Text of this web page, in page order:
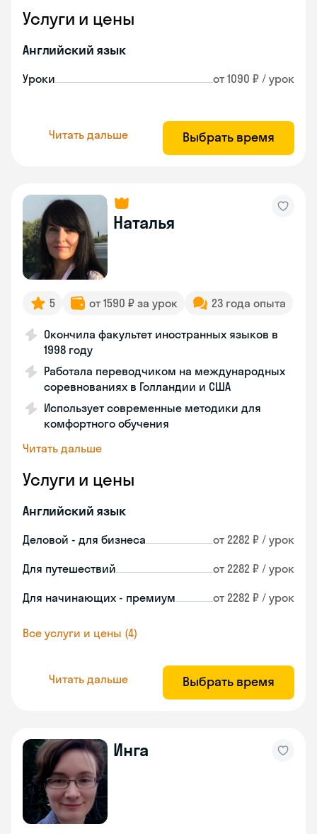
Услуги и цены
Английский язык
Уроки от 1090 ₽ / урок
Читать дальше Выбрать время
Наталья
5 от 1590 ₽ за урок 23 года опыта
Окончила факультет иностранных языков в
1998 году
Работала переводчиком на международных
соревнованиях в Голландии и США
Использует современные методики для
комфортного обучения
Читать дальше
Услуги и цены
Английский язык
Деловой - для бизнеса от 2282 ₽ / урок
Для путешествий от 2282 ₽ / урок
Для начинающих - премиум от 2282 ₽ / урок
Все услуги и цены (4)
Читать дальше Выбрать время
Инга